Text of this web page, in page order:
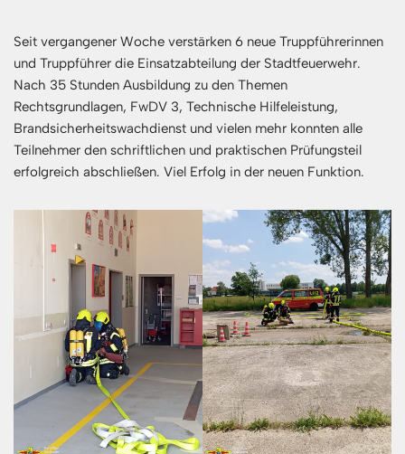
Seit vergangener Woche verstärken 6 neue Truppführerinnen
und Truppführer die Einsatzabteilung der Stadtfeuerwehr.
Nach 35 Stunden Ausbildung zu den Themen
Rechtsgrundlagen, FwDV 3, Technische Hilfeleistung,
Brandsicherheitswachdienst und vielen mehr konnten alle
Teilnehmer den schriftlichen und praktischen Prüfungsteil
erfolgreich abschließen. Viel Erfolg in der neuen Funktion.